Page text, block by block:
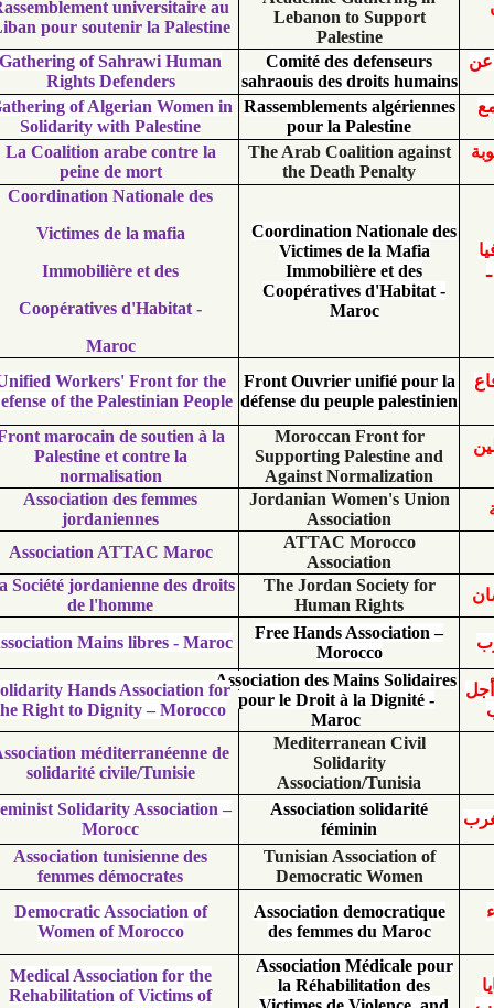
Lebanon to
Rassemblement universitaire au
Liban pour soutenir la Palestine
Comité des
sahraouis des droits
Gathering of Sahrawi Human
Rights Defenders
Rassemblements
pour la
Gathering of Algerian Women in
Solidarity with Palestine
The Arab Coalition
the Death
La Coalition arabe contre la
peine de mort
Coordination
Victimes de la
Immobilière et
Coopératives
Coordination Nationale des
Victimes de la mafia
Immobilière et des
Coopératives d'Habitat -
Front Ouvrier unifié
défense du peuple
Unified Workers' Front for the
Defense of the Palestinian People
Moroccan
Supporting
Against
Front marocain de soutien à la
Palestine et contre la
normalisation
Jordanian
Association des femmes
jordaniennes
ATTAC
Association ATTAC Maroc
The Jordan
Human
La Société jordanienne des droits
Free Hands
Association Mains libres - Maroc
Association des Mains
pour le Droit à la
Solidarity Hands Association for
the Right to Dignity – Morocco
Mediterranean
Association/
Association méditerranéenne de
solidarité civile/Tunisie
Association
féminin
Feminist Solidarity Association –
Tunisian
Democratic
Association tunisienne des
femmes démocrates
Association
des femmes du
Democratic Association of
Women of Morocco
Association
la
Medical Association for the
Rehabilitation of Victims of